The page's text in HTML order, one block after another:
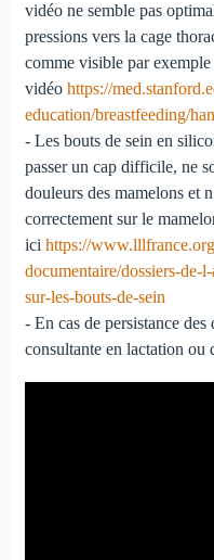
vidéo ne semble pas
pressions vers la cage
comme visible par exemple
vidéo https://
education/breastfeeding/
- Les bouts de sein en
passer un cap difficile, ne
douleurs des mamelons et
correctement sur le
ici https://
documentaire/dossiers-de-
sur-les-bouts-de-sein
- En cas de persistance
consultante en lactation ou